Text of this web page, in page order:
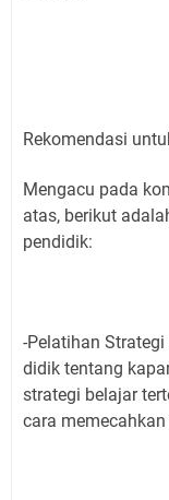
Rekomendasi
Mengacu pada
atas, berikut
pendidik:
-Pelatihan
didik tentang
strategi belajar
cara